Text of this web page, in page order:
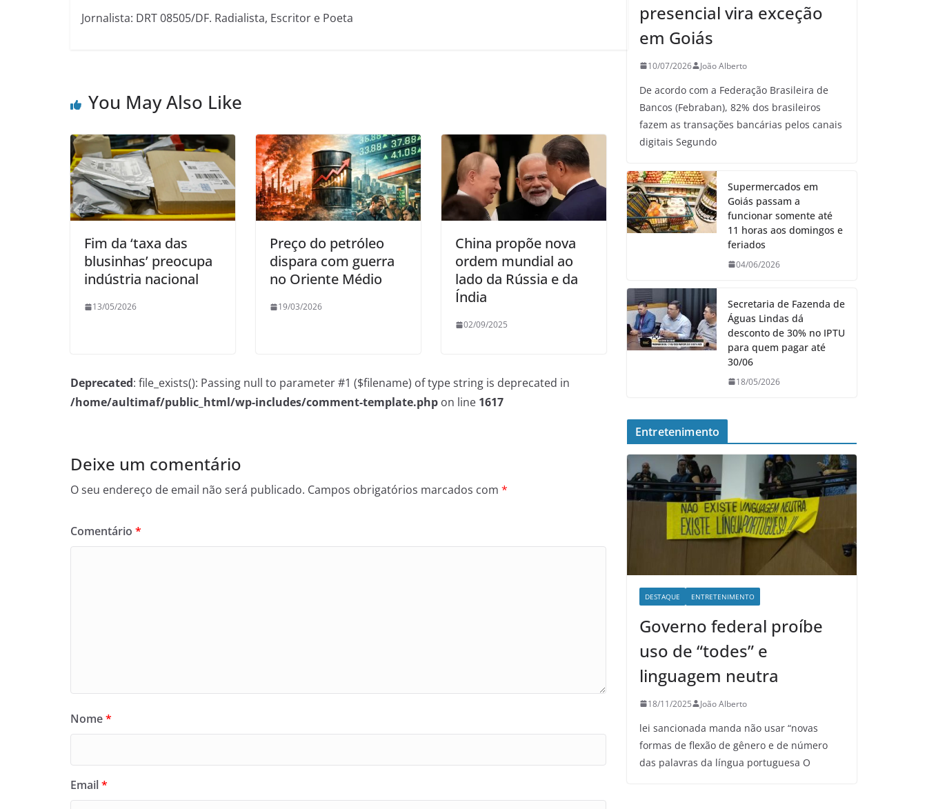
Jornalista: DRT 08505/DF. Radialista, Escritor e Poeta
You May Also Like
Fim da ‘taxa das
blusinhas’ preocupa
indústria nacional
13/05/2026
Preço do petróleo
dispara com guerra
no Oriente Médio
19/03/2026
China propõe nova
ordem mundial ao
lado da Rússia e da
Índia
02/09/2025
Deprecated: file_exists(): Passing null to parameter #1 ($filename) of type string is deprecated in
/home/aultimaf/public_html/wp-includes/comment-template.php on line 1617
Deixe um comentário
O seu endereço de email não será publicado. Campos obrigatórios marcados com *
Comentário *
Nome*
Email*
presencial vira exceção
em Goiás
10/07/2026 João Alberto
De acordo com a Federação Brasileira de
Bancos (Febraban), 82% dos brasileiros
fazem as transações bancárias pelos canais
digitais Segundo
Supermercados em
Goiás passam a
funcionar somente até
11 horas aos domingos e
feriados
04/06/2026
Secretaria de Fazenda de
Águas Lindas dá
desconto de 30% no IPTU
para quem pagar até
30/06
18/05/2026
Entretenimento
DESTAQUE ENTRETENIMENTO
Governo federal proíbe
uso de “todes” e
linguagem neutra
18/11/2025 João Alberto
lei sancionada manda não usar “novas
formas de flexão de gênero e de número
das palavras da língua portuguesa O